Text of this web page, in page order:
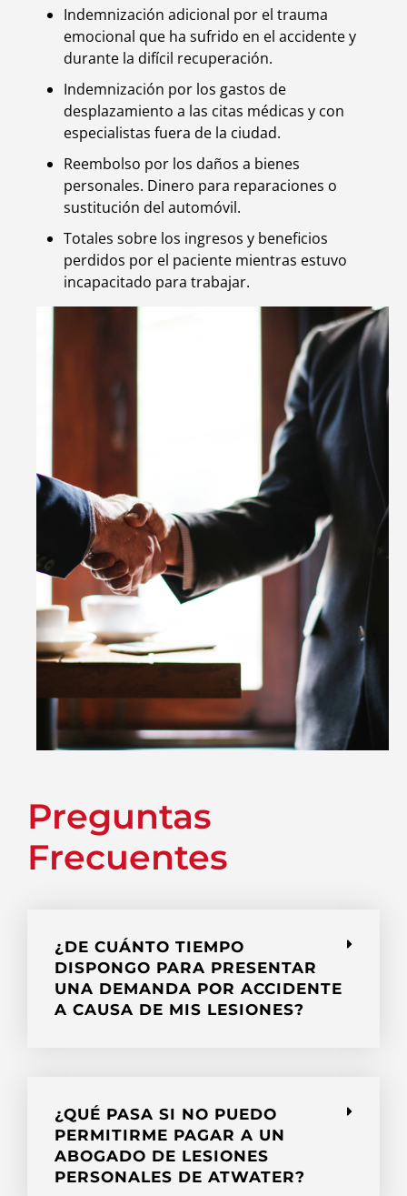
Indemnización adicional por el trauma
emocional que ha sufrido en el accidente y
durante la difícil recuperación.
Indemnización por los gastos de
desplazamiento a las citas médicas y con
especialistas fuera de la ciudad.
Reembolso por los daños a bienes
personales. Dinero para reparaciones o
sustitución del automóvil.
Totales sobre los ingresos y beneficios
perdidos por el paciente mientras estuvo
incapacitado para trabajar.
Preguntas
Frecuentes
¿DE CUÁNTO TIEMPO
DISPONGO PARA PRESENTAR
UNA DEMANDA POR ACCIDENTE
A CAUSA DE MIS LESIONES?
¿QUÉ PASA SI NO PUEDO
PERMITIRME PAGAR A UN
ABOGADO DE LESIONES
PERSONALES DE ATWATER?